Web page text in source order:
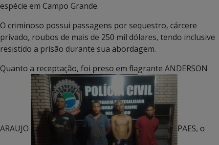
espécie em Campo Grande.
O criminoso possui passagens por sequestro, cárcere
privado, roubos de mais de 250 mil dólares, tendo inclusive
resistido a prisão durante sua abordagem.
Quanto a receptação, foi preso em flagrante ANDERSON
ARAUJO PAES, o